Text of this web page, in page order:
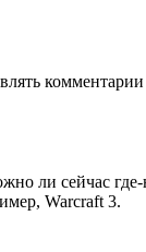
комментарии
ли сейчас
Warcraft 3.